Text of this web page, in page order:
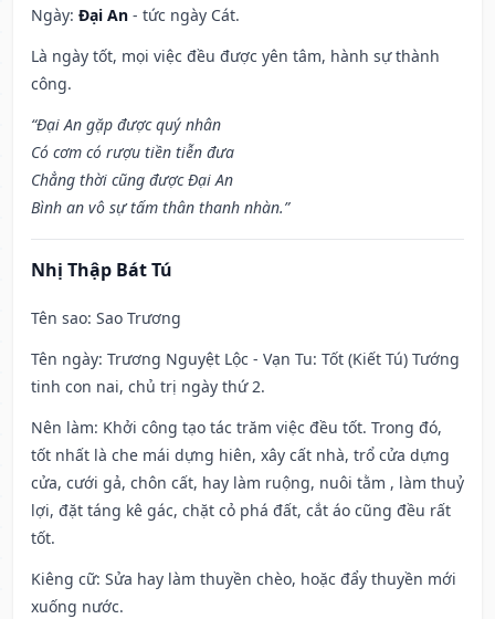
Ngày: Đại An - tức ngày Cát.
Là ngày tốt, mọi việc đều được yên tâm, hành sự thành
công.
“Đại An gặp được quý nhân
Có cơm có rượu tiền tiễn đưa
Chẳng thời cũng được Đại An
Bình an vô sự tấm thân thanh nhàn.”
Nhị Thập Bát Tú
Tên sao: Sao Trương
Tên ngày: Trương Nguyệt Lộc - Vạn Tu: Tốt (Kiết Tú) Tướng
tinh con nai, chủ trị ngày thứ 2.
Nên làm: Khởi công tạo tác trăm việc đều tốt. Trong đó,
tốt nhất là che mái dựng hiên, xây cất nhà, trổ cửa dựng
cửa, cưới gả, chôn cất, hay làm ruộng, nuôi tằm , làm thuỷ
lợi, đặt táng kê gác, chặt cỏ phá đất, cắt áo cũng đều rất
tốt.
Kiêng cữ: Sửa hay làm thuyền chèo, hoặc đẩy thuyền mới
xuống nước.